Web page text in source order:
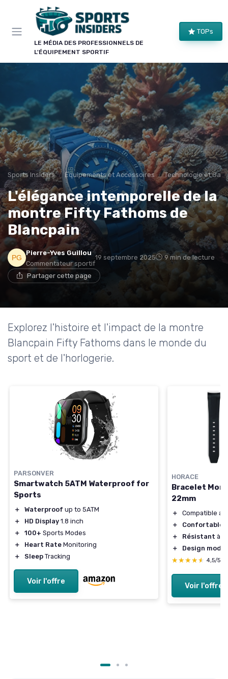
LE MÉDIA DES PROFESSIONNELS DE
L'ÉQUIPEMENT SPORTIF
TOPs
Sports Insiders Équipements et Accessoires Technologie et
L'élégance intemporelle de la
montre Fifty Fathoms de
Blancpain
Pierre-Yves Guillou
Commentateur sportif
19 septembre 2025 9 min de lecture
Partager cette page
Explorez l'histoire et l'impact de la montre
Blancpain Fifty Fathoms dans le monde du
sport et de l'horlogerie.
PARSONVER
Smartwatch 5ATM Waterproof for
Sports
＋ Waterproof up to 5ATM
＋
HD Display 1.8 inch
＋
100+ Sports Modes
＋
Heart Rate Monitoring
＋
Sleep Tracking
Voir l'offre
HORACE
Bracelet
22mm
＋
Compatible
＋
Confortable
＋
Résistant à
＋
Design
★★★★★
★★★★★ 4,5/5
Voir l'offre
×
LE CLUB SPORTS INSIDERS
Rejoignez le club !
Bons plans sur le matériel de structure, alertes
pièces et séries, et les enseignements de nos
comparatifs avant leur publication. Pour ceux qui
équipent un club, une salle ou une collectivité.
Bons plans matériel Alertes pièces
Avant-premières Normes & sécurité
→ Je rejoins le club
* En rejoignant le club, j'accepte de recevoir les emails
de Sports Insiders et les offres de ses partenaires.
Panneau de gestion des cookies